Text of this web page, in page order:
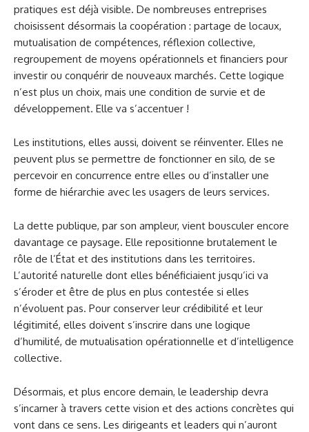
pratiques est déjà visible. De nombreuses entreprises
choisissent désormais la coopération : partage de locaux,
mutualisation de compétences, réflexion collective,
regroupement de moyens opérationnels et financiers pour
investir ou conquérir de nouveaux marchés. Cette logique
n’est plus un choix, mais une condition de survie et de
développement. Elle va s’accentuer !
Les institutions, elles aussi, doivent se réinventer. Elles ne
peuvent plus se permettre de fonctionner en silo, de se
percevoir en concurrence entre elles ou d’installer une
forme de hiérarchie avec les usagers de leurs services.
La dette publique, par son ampleur, vient bousculer encore
davantage ce paysage. Elle repositionne brutalement le
rôle de l’État et des institutions dans les territoires.
L’autorité naturelle dont elles bénéficiaient jusqu’ici va
s’éroder et être de plus en plus contestée si elles
n’évoluent pas. Pour conserver leur crédibilité et leur
légitimité, elles doivent s’inscrire dans une logique
d’humilité, de mutualisation opérationnelle et d’intelligence
collective.
Désormais, et plus encore demain, le leadership devra
s’incarner à travers cette vision et des actions concrètes qui
vont dans ce sens. Les dirigeants et leaders qui n’auront